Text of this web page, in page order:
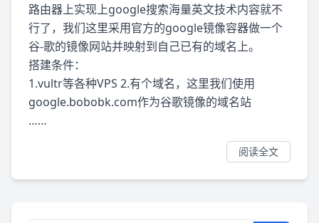
路由器上实现上google搜索海量英文技术内容就不
行了，我们这里采用官方的google镜像容器做一个
谷-歌的镜像网站并映射到自己已有的域名上。
搭建条件：
1.vultr等各种VPS 2.有个域名，这里我们使用
google.bobobk.com作为谷歌镜像的域名站
……
阅读全文